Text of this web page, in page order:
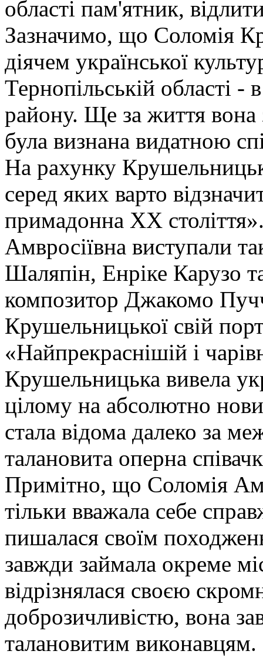
області пам'ятник,
Зазначимо, що Соломія
діячем української
Тернопільській області -
району. Ще за життя вона
була визнана видатною
На рахунку
серед яких варто
примадонна ХХ
Амвросіївна виступали
Шаляпін, Енріке Карузо
композитор Джакомо
Крушельницької свій
«Найпрекраснішій і
Крушельницька вивела
цілому на абсолютно
стала відома далеко за
талановита оперна
Примітно, що Соломія
тільки вважала себе
пишалася своїм
завжди займала окреме
відрізнялася своєю
доброзичливістю, вона
талановитим виконавцям.